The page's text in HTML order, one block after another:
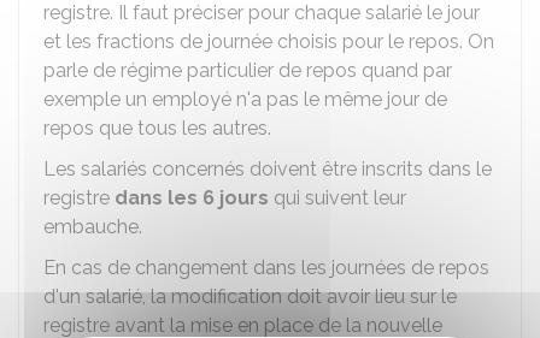
registre. Il faut préciser pour chaque salarié le jour
et les fractions de journée choisis pour le repos. On
parle de régime particulier de repos quand par
exemple un employé n'a pas le même jour de
repos que tous les autres.
Les salariés concernés doivent être inscrits dans le
registre dans les 6 jours qui suivent leur
embauche.
En cas de changement dans les journées de repos
d'un salarié, la modification doit avoir lieu sur le
registre avant la mise en place de la nouvelle